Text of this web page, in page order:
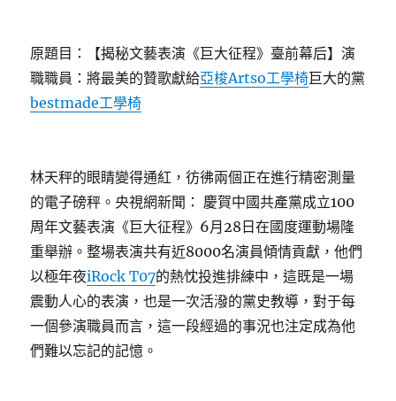
原題目：【揭秘文藝表演《巨大征程》臺前幕后】演
職職員：將最美的贊歌獻給亞梭Artso工學椅巨大的黨
bestmade工學椅
林天秤的眼睛變得通紅，彷彿兩個正在進行精密測量
的電子磅秤。央視網新聞： 慶賀中國共產黨成立100
周年文藝表演《巨大征程》6月28日在國度運動場隆
重舉辦。整場表演共有近8000名演員傾情貢獻，他們
以極年夜iRock T07的熱忱投進排練中，這既是一場
震動人心的表演，也是一次活潑的黨史教導，對于每
一個參演職員而言，這一段經過的事況也注定成為他
們難以忘記的記憶。